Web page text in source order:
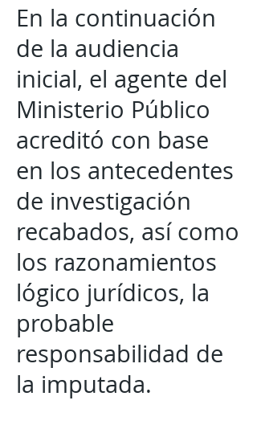
En la continuación
de la audiencia
inicial, el agente del
Ministerio Público
acreditó con base
en los antecedentes
de investigación
recabados, así como
los razonamientos
lógico jurídicos, la
probable
responsabilidad de
la imputada.